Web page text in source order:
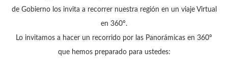
de Gobierno los invita a recorrer nuestra región en un viaje Virtual
en 360º.
Lo invitamos a hacer un recorrido por las Panorámicas en 360º
que hemos preparado para ustedes: